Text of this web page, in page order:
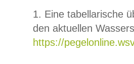
1. Eine tabellarische
den aktuellen
https://